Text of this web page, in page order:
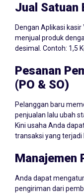
Jual Satuan
Dengan Aplikasi kasir
menjual produk
desimal. Contoh: 1,5
Pesanan
(PO & SO)
Pelanggan baru
penjualan lalu ubah
Kini usaha Anda
transaksi yang
Manajemen
Anda dapat
pengiriman dari